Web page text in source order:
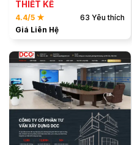
THIẾT KẾ
4.4/5 ★
63 Yêu thích
Giá Liên Hệ
ĐẶT MẪU